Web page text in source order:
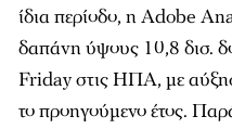
ίδια περίοδο, η Adobe
δαπάνη ύψους 10,8 δισ.
Friday στις ΗΠΑ, με
το προηγούμενο έτος.